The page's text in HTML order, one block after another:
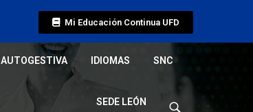
Mi Educación Continua UFD
AUTOGESTIVA IDIOMAS SNC
SEDE LEÓN